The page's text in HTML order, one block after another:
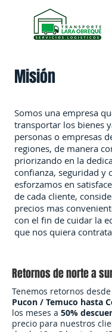
Misión
Somos una empresa
transportar los bienes
personas o empresas
regiones, de manera
priorizando en la
confianza, seguridad y
esforzamos en
de cada cliente,
precios mas
con el fin de cuidar la
que nos quiera
Retornos de norte a
Tenemos retornos desde
Pucon / Temuco hasta
los meses a 50%
precio para nuestros